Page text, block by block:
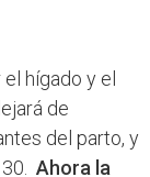
hígado y el
de
del parto, y
Ahora la